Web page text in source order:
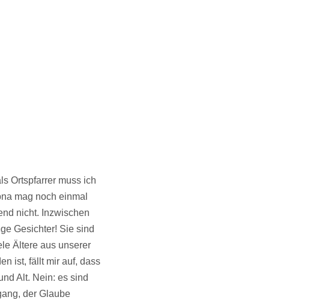
Ortspfarrer muss ich
mag noch einmal
nicht. Inzwischen
Gesichter! Sie sind
Ältere aus unserer
ist, fällt mir auf, dass
Alt. Nein: es sind
der Glaube